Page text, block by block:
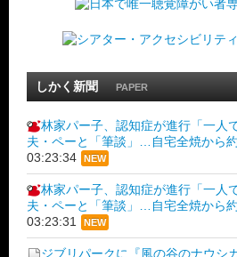
しかく新聞 PAPER
林家パー子、認知症が進行「一人
夫・ペーと「筆談」…自宅全焼から
03:23:34
NEW
林家パー子、認知症が進行「一人
夫・ペーと「筆談」…自宅全焼から
03:23:31
NEW
ジブリパークに『風の谷のナウシ